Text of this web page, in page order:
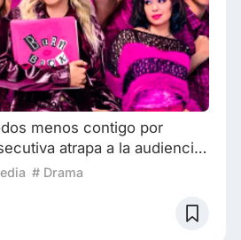
menos contigo por
atrapa a la audiencia
el romance y la comedia
Jueves 1 y el domingo
# Drama